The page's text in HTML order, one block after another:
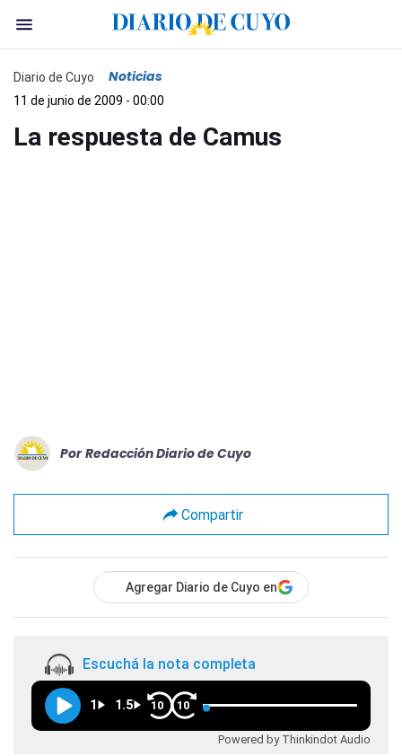
Diario de Cuyo Noticias
11 de junio de 2009 - 00:00
La respuesta de Camus
Por Redacción Diario de Cuyo
Compartir
Agregar Diario de Cuyo en
Escuchá la nota completa
1 1.5 10 10
Powered by Thinkindot Audio